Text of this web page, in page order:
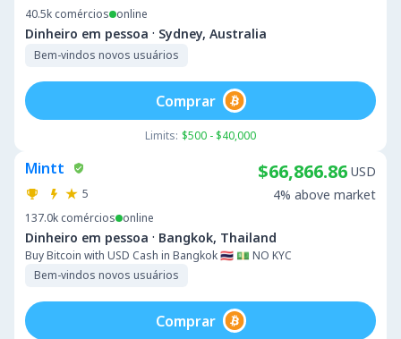
40.5k comércios online
Dinheiro em pessoa · Sydney, Australia
Bem-vindos novos usuários
Limits: $500 - $40,000
Comprar
Mintt
5
137.0k comércios online
Dinheiro em pessoa · Bangkok, Thailand
Buy Bitcoin with USD Cash in Bangkok 🇹🇭 💵 NO KYC
Bem-vindos novos usuários
$66,866.86 USD
4% above market
Comprar